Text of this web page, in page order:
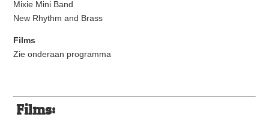
Mixie Mini Band
New Rhythm and Brass
Films
Zie onderaan programma
Films: